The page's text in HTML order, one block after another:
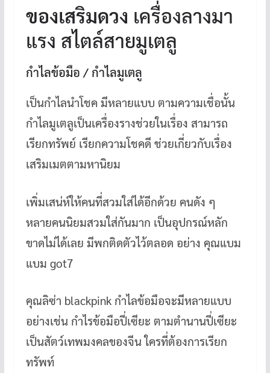
ของเสริมดวง เครื่องลางมา
แรง สไตล์สายมูเตลู
กำไลข้อมือ / กำไลมูเตลู
เป็นกำไลนำโชค มีหลายแบบ ตามความเชื่อนั้น
กำไลมูเตลูเป็นเครื่องรางช่วยในเรื่อง สามารถ
เรียกทรัพย์ เรียกความโชคดี ช่วยเกี่ยวกับเรื่อง
เสริมเมตตามหานิยม
เพิ่มเสน่ห์ให้คนที่สวมใส่ได้อีกด้วย คนดัง ๆ
หลายคนนิยมสวมใส่กันมาก เป็นอุปกรณ์หลัก
ขาดไม่ได้เลย มีพกติดตัวไว้ตลอด อย่าง คุณแบม
แบม got7
คุณลิซ่า blackpink กำไลข้อมือจะมีหลายแบบ
อย่างเช่น กำไรข้อมือปี่เซียะ ตามตำนานปี่เซียะ
เป็นสัตว์เทพมงคลของจีน ใครที่ต้องการเรียก
ทรัพท์